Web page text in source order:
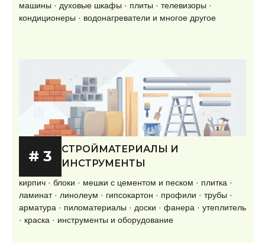
машины · духовые шкафы · плиты · телевизоры ·
кондиционеры · водонагреватели и многое другое
# 3
СТРОЙМАТЕРИАЛЫ И
ИНСТРУМЕНТЫ
кирпич · блоки · мешки с цементом и песком · плитка ·
ламинат · линолеум · гипсокартон · профили · трубы ·
арматура · пиломатериалы · доски · фанера · утеплитель
· краска · инструменты и оборудование